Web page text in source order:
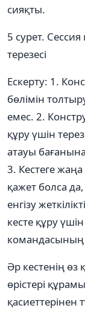
сияқты.
5 сурет.
терезесі
Ескерту: 1.
бөлімін
емес. 2.
құру үшін
атауы
3. Кестеге жаңа
қажет болса
енгізу
кесте құру
командасының
Әр кестенің
өрістері
қасиеттерінен